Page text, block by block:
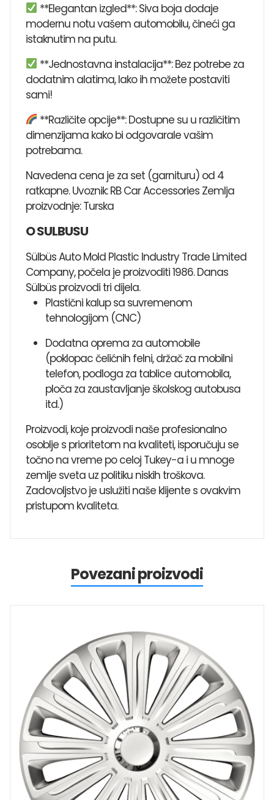
**Elegantan izgled**: Siva boja dodaje
modernu notu vašem automobilu, čineći ga
istaknutim na putu.
**Jednostavna instalacija**: Bez potrebe za
dodatnim alatima, lako ih možete postaviti
sami!
**Različite opcije**: Dostupne su u različitim
dimenzijama kako bi odgovarale vašim
potrebama.
Navedena cena je za set (garnituru) od 4
ratkapne. Uvoznik: RB Car Accessories Zemlja
proizvodnje: Turska
O SULBUSU
Sülbüs Auto Mold Plastic Industry Trade Limited
Company, počela je proizvoditi 1986. Danas
Sülbüs proizvodi tri dijela.
Plastični kalup sa suvremenom
tehnologijom (CNC)
Dodatna oprema za automobile
(poklopac čelićnih felni, držač za mobilni
telefon, podloga za tablice automobila,
ploča za zaustavljanje školskog autobusa
itd.)
Proizvodi, koje proizvodi naše profesionalno
osoblje s prioritetom na kvaliteti, isporučuju se
točno na vreme po celoj Tukey-a i u mnoge
zemlje sveta uz politiku niskih troškova.
Zadovoljstvo je uslužiti naše klijente s ovakvim
pristupom kvaliteta.
Povezani proizvodi